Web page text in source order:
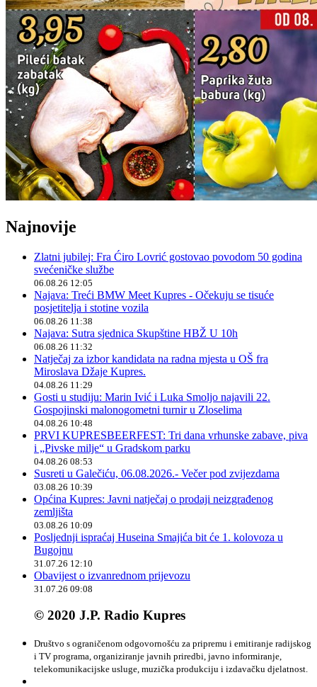
Najnovije
Zlatni jubilej: Fra Ćiro Lovrić gostovao povodom 50 godina
svećeničke službe
06.08.26 12:05
Najava: Treći BMW Meet Kupres - Očekuju se tisuće
posjetitelja i stotine vozila
06.08.26 11:38
Najava: Sutra sjednica Skupštine HBŽ U 10h
06.08.26 11:32
Natječaj za izbor kandidata na radna mjesta u OŠ fra
Miroslava Džaje Kupres.
04.08.26 11:29
Gosti u studiju: Marin Ivić i Luka Smoljo najavili 22.
Gospojinski malonogometni turnir u Zloselima
04.08.26 10:48
PRVI KUPRESBEERFEST: Tri dana vrhunske zabave, piva
i „Pivske milje“ u Gradskom parku
04.08.26 08:53
Susreti u Galečiću, 06.08.2026.- Večer pod zvijezdama
03.08.26 10:39
Općina Kupres: Javni natječaj o prodaji neizgrađenog
zemljišta
03.08.26 10:09
Posljednji ispraćaj Huseina Smajića bit će 1. kolovoza u
Bugojnu
31.07.26 12:10
Obavijest o izvanrednom prijevozu
31.07.26 09:08
© 2020 J.P. Radio Kupres
Društvo s ograničenom odgovornošću za pripremu i emitiranje radijskog
i TV programa, organiziranje javnih priredbi, javno informiranje,
telekomunikacijske usluge, muzička produkciju i izdavačku djelatnost.